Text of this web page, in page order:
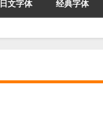
日文字体 经典字体